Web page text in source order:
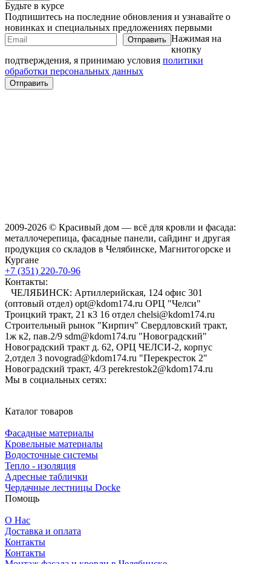
Будьте в курсе
Подпишитесь на последние обновления и узнавайте о
новинках и специальных предложениях первыми
Нажимая на
кнопку
подтверждения, я принимаю условия политики
обработки персональных данных
2009-2026 © Красивый дом — всё для кровли и фасада:
металлочерепица, фасадные панели, сайдинг и другая
продукция со складов в Челябинске, Магнитогорске и
Кургане
+7 (351) 220-70-96
Контакты:
ЧЕЛЯБИНСК: Артиллерийская, 124 офис 301
(оптовый отдел) opt@kdom174.ru ОРЦ "Челси"
Троицкий тракт, 21 к3 16 отдел chelsi@kdom174.ru
Строительный рынок "Кирпич" Свердловский тракт,
1ж к2, пав.2/9 sdm@kdom174.ru "Новоградский"
Новоградский тракт д. 62, ОРЦ ЧЕЛСИ-2, корпус
2,отдел 3 novograd@kdom174.ru "Перекресток 2"
Новоградский тракт, 4/3 perekrestok2@kdom174.ru
Мы в социальных сетях:
Каталог товаров
Фасадные материалы
Кровельные материалы
Водосточные системы
Тепло - изоляция
Адресные таблички
Чердачные лестницы Docke
Помощь
О Нас
Доставка и оплата
Контакты
Контакты